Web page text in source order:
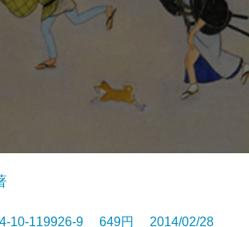
10-119926-9 649円 2014/02/28